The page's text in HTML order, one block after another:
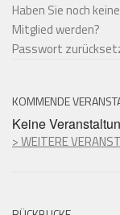
Haben Sie noch
Mitglied werden?
Passwort
KOMMENDE
Keine
> WEITERE